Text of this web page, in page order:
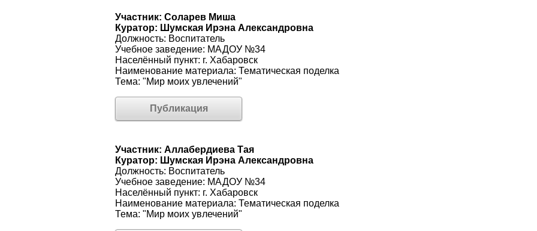
Участник: Соларев Миша
Куратор: Шумская Ирэна Александровна
Должность: Воспитатель
Учебное заведение: МАДОУ №34
Населённый пункт: г. Хабаровск
Наименование материала: Тематическая поделка
Тема: "Мир моих увлечений"
Публикация
Участник: Аллабердиева Тая
Куратор: Шумская Ирэна Александровна
Должность: Воспитатель
Учебное заведение: МАДОУ №34
Населённый пункт: г. Хабаровск
Наименование материала: Тематическая поделка
Тема: "Мир моих увлечений"